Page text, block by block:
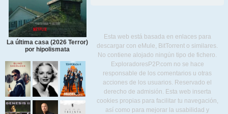
La última casa (2026 Terror)
por hipolismata
Esta web está basada en enlaces para
descargar con eMule, BitTorrent o similares.
No contiene alojado ningún tipo de fichero.
ExploradoresP2P.com no se hace
responsable de los comentarios u otras
acciones de los usuarios. Reservado el
derecho de admisión. Esta web inserta
cookies propias para facilitar tu navegación,
así como para mejorar la usabilidad y